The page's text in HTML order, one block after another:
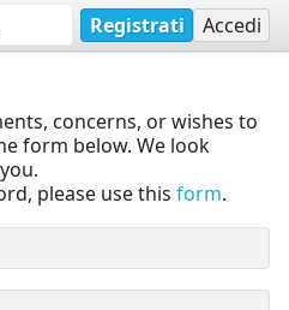
Registrati Accedi
concerns, or wishes to
form below. We look
please use this form.